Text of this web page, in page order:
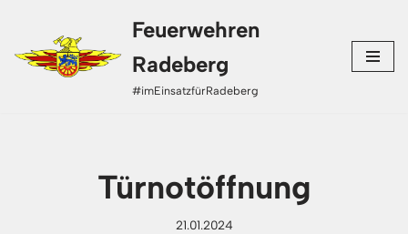
Zum
Inhalt
Feuerwehren
Radeberg
#imEinsatzfürRadeberg
Türnotöffnung
21.01.2024